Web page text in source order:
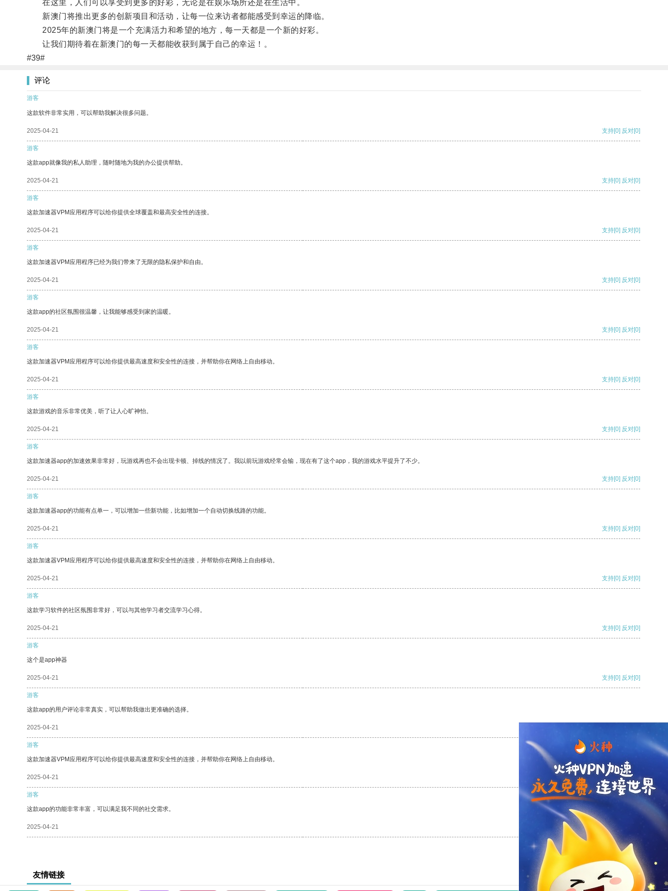
在这里，人们可以享受到更多的好彩，无论是在娱乐场所还是在生活中。
新澳门将推出更多的创新项目和活动，让每一位来访者都能感受到幸运的降临。
2025年的新澳门将是一个充满活力和希望的地方，每一天都是一个新的好彩。
让我们期待着在新澳门的每一天都能收获到属于自己的幸运！。
#39#
评论
游客
这款软件非常实用，可以帮助我解决很多问题。
2025-04-21 支持[0] 反对[0]
游客
这款app就像我的私人助理，随时随地为我的办公提供帮助。
2025-04-21 支持[0] 反对[0]
游客
这款加速器VPM应用程序可以给你提供全球覆盖和最高安全性的连接。
2025-04-21 支持[0] 反对[0]
游客
这款加速器VPM应用程序已经为我们带来了无限的隐私保护和自由。
2025-04-21 支持[0] 反对[0]
游客
这款app的社区氛围很温馨，让我能够感受到家的温暖。
2025-04-21 支持[0] 反对[0]
游客
这款加速器VPM应用程序可以给你提供最高速度和安全性的连接，并帮助你在网络上自由移动。
2025-04-21 支持[0] 反对[0]
游客
这款游戏的音乐非常优美，听了让人心旷神怡。
2025-04-21 支持[0] 反对[0]
游客
这款加速器app的加速效果非常好，玩游戏再也不会出现卡顿、掉线的情况了。我以前玩游戏经常会输，现在有了这个app，我的游戏水平提升了不少。
2025-04-21 支持[0] 反对[0]
游客
这款加速器app的功能有点单一，可以增加一些新功能，比如增加一个自动切换线路的功能。
2025-04-21 支持[0] 反对[0]
游客
这款加速器VPM应用程序可以给你提供最高速度和安全性的连接，并帮助你在网络上自由移动。
2025-04-21 支持[0] 反对[0]
游客
这款学习软件的社区氛围非常好，可以与其他学习者交流学习心得。
2025-04-21 支持[0] 反对[0]
游客
这个是app神器
2025-04-21 支持[0] 反对[0]
游客
这款app的用户评论非常真实，可以帮助我做出更准确的选择。
2025-04-21
游客
这款加速器VPM应用程序可以给你提供最高速度和安全性的连接，并帮助你在网络上自由移动。
2025-04-21 支持 [0] 反对 [0]
游客
这款app的功能非常丰富，可以满足我不同的社交需求。
2025-04-21 支持
友情链接